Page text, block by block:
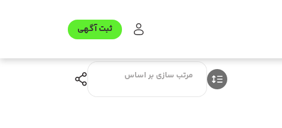
ثبت آگهی
مرتب سازی بر اساس